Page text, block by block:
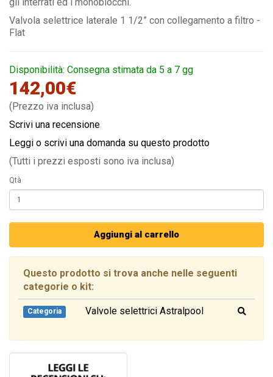
Valvola selettrice laterale 1 1/2” con collegamento a filtro -
Flat
Disponibilità: Consegna stimata da 5 a 7 gg
142,00€
(Prezzo iva inclusa)
Scrivi una recensione
Leggi o scrivi una domanda su questo prodotto
(Tutti i prezzi esposti sono iva inclusa)
Qtà
Aggiungi al carrello
Questo prodotto si trova anche nelle seguenti
categorie o kit:
Categoria Valvole selettrici Astralpool